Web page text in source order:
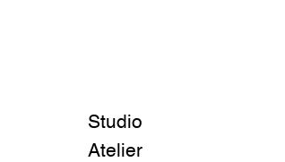
Studio
Atelier